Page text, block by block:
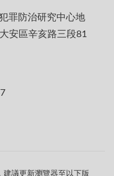
罪防治研究中心地
安區辛亥路三段81
建議更新瀏覽器至以下版